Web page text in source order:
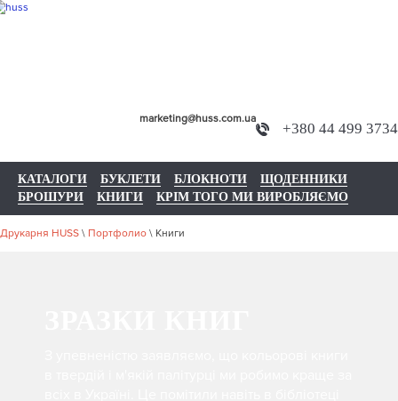
+380 44 499 3734
marketing@huss.com.ua
КАТАЛОГИ БУКЛЕТИ БЛОКНОТИ
ЩОДЕННИКИ
БРОШУРИ
КНИГИ КРІМ ТОГО МИ ВИРОБЛЯЄМО
Друкарня HUSS \ Портфолио \ Книги